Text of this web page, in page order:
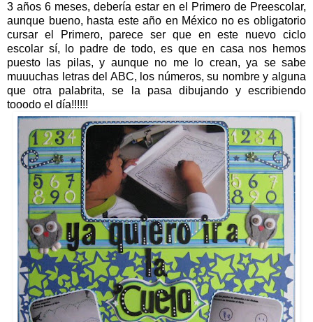
3 años 6 meses, debería estar en el Primero de Preescolar,
aunque bueno, hasta este año en México no es obligatorio
cursar el Primero, parece ser que en este nuevo ciclo
escolar sí, lo padre de todo, es que en casa nos hemos
puesto las pilas, y aunque no me lo crean, ya se sabe
muuuchas letras del ABC, los números, su nombre y alguna
que otra palabrita, se la pasa dibujando y escribiendo
tooodo el día!!!!!!